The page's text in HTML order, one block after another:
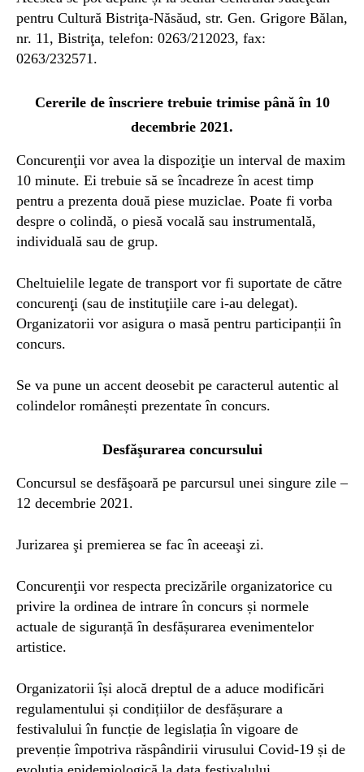
pentru Cultură Bistriţa-Năsăud, str. Gen. Grigore Bălan,
nr. 11, Bistriţa, telefon: 0263/212023, fax:
0263/232571.
Cererile de înscriere trebuie trimise până în 10
decembrie 2021.
Concurenţii vor avea la dispoziţie un interval de maxim
10 minute. Ei trebuie să se încadreze în acest timp
pentru a prezenta două piese muziclae. Poate fi vorba
despre o colindă, o piesă vocală sau instrumentală,
individuală sau de grup.
Cheltuielile legate de transport vor fi suportate de către
concurenţi (sau de instituţiile care i-au delegat).
Organizatorii vor asigura o masă pentru participanții în
concurs.
Se va pune un accent deosebit pe caracterul autentic al
colindelor românești prezentate în concurs.
Desfăşurarea concursului
Concursul se desfăşoară pe parcursul unei singure zile –
12 decembrie 2021.
Jurizarea şi premierea se fac în aceeaşi zi.
Concurenţii vor respecta precizările organizatorice cu
privire la ordinea de intrare în concurs și normele
actuale de siguranță în desfășurarea evenimentelor
artistice.
Organizatorii își alocă dreptul de a aduce modificări
regulamentului și condițiilor de desfășurare a
festivalului în funcție de legislația în vigoare de
prevenție împotriva răspândirii virusului Covid-19 și de